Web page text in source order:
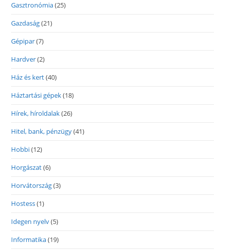
Gasztronómia(25)
Gazdaság(21)
Gépipar(7)
Hardver(2)
Ház és kert(40)
Háztartási gépek(18)
Hírek, híroldalak(26)
Hitel, bank, pénzügy(41)
Hobbi(12)
Horgászat(6)
Horvátország(3)
Hostess(1)
Idegen nyelv(5)
Informatika(19)